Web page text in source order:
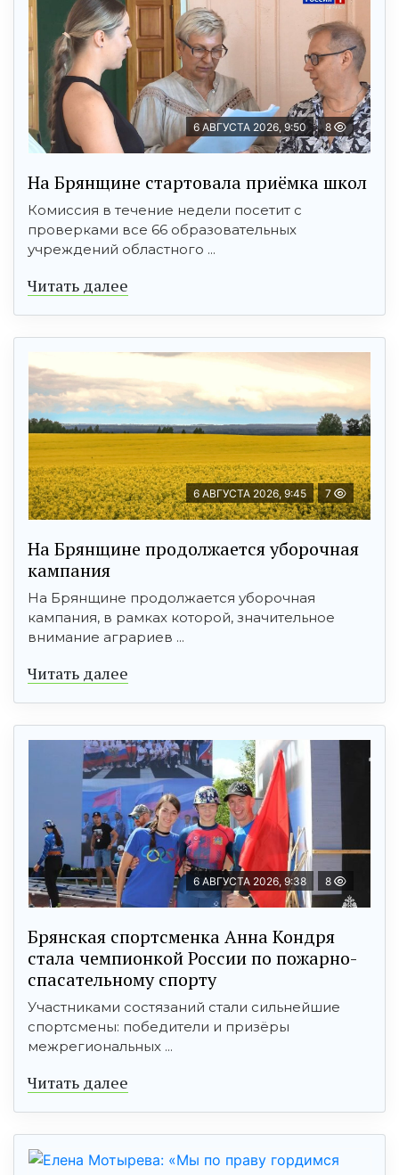
6 АВГУСТА 2026, 9:50 8
На Брянщине стартовала приёмка школ
Комиссия в течение недели посетит с
проверками все 66 образовательных
учреждений областного ...
Читать далее
6 АВГУСТА 2026, 9:45 7
На Брянщине продолжается уборочная
кампания
На Брянщине продолжается уборочная
кампания, в рамках которой, значительное
внимание аграриев ...
Читать далее
6 АВГУСТА 2026, 9:38 8
Брянская спортсменка Анна Кондря
стала чемпионкой России по пожарно-
спасательному спорту
Участниками состязаний стали сильнейшие
спортсмены: победители и призёры
межрегиональных ...
Читать далее